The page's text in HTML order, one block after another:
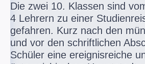
Die zwei 10. Klassen sind
4 Lehrern zu einer
gefahren. Kurz nach den
und vor den schriftlichen
Schüler eine ereignisreiche